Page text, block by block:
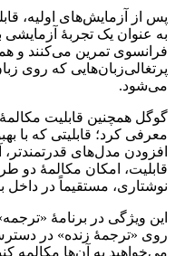
پس از آزمایش‌های اولیه،
به عنوان یک تجربهٔ آزمایشی
فرانسوی تمرین می‌کنند و
پرتغالی‌زبان‌هایی که روی
می‌شود.
گوگل همچنین قابلیت
معرفی کرد؛ قابلیتی که با
افزودن مدل‌های
قابلیت، امکان مکالمهٔ دو
نوشتاری، مستقیماً در داخل
روی «ترجمهٔ زنده» در
می‌خواهید به آن‌ها مکالمه